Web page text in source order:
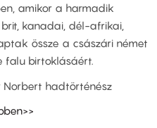
amikor a harmadik
kanadai, dél-afrikai,
össze a császári német
falu birtoklásáért.
Norbert hadtörténész